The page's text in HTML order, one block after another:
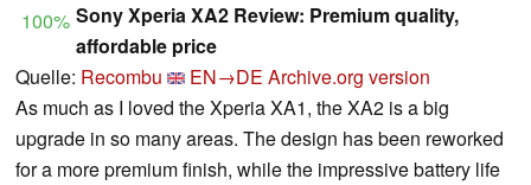
100% Sony Xperia XA2 Review: Premium quality,
affordable price
Quelle: Recombu EN→DE Archive.org version
As much as I loved the Xperia XA1, the XA2 is a big
upgrade in so many areas. The design has been reworked
for a more premium finish, while the impressive battery life